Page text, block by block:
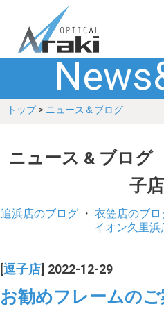
選ばれる理由
ブランド
ショップ
お客さまの声
トップ> ニュース＆ブログ
ニュース & ブログ
子店
追浜店のブログ・ 衣笠店のブロ
イオン久里
逗子店 ] 2022-12-29
お勧めフレームのご